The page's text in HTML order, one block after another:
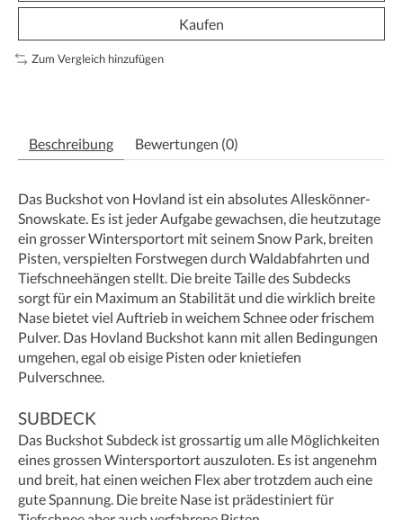
Kaufen
Zum Vergleich hinzufügen
Beschreibung Bewertungen (0)
Das Buckshot von Hovland ist ein absolutes Alleskönner-
Snowskate. Es ist jeder Aufgabe gewachsen, die heutzutage
ein grosser Wintersportort mit seinem Snow Park, breiten
Pisten, verspielten Forstwegen durch Waldabfahrten und
Tiefschneehängen stellt. Die breite Taille des Subdecks
sorgt für ein Maximum an Stabilität und die wirklich breite
Nase bietet viel Auftrieb in weichem Schnee oder frischem
Pulver. Das Hovland Buckshot kann mit allen Bedingungen
umgehen, egal ob eisige Pisten oder knietiefen
Pulverschnee.
SUBDECK
Das Buckshot Subdeck ist grossartig um alle Möglichkeiten
eines grossen Wintersportort auszuloten. Es ist angenehm
und breit, hat einen weichen Flex aber trotzdem auch eine
gute Spannung. Die breite Nase ist prädestiniert für